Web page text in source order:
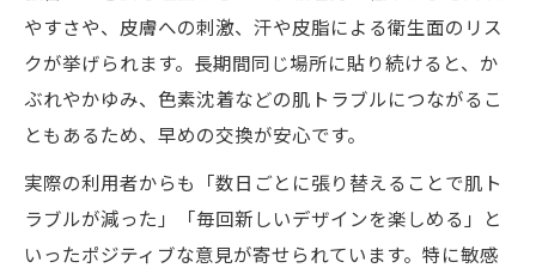
やすさや、皮膚への刺激、汗や皮脂による衛生面のリス
クが挙げられます。長期間同じ場所に貼り続けると、か
ぶれやかゆみ、色素沈着などの肌トラブルにつながるこ
ともあるため、早めの交換が安心です。
実際の利用者からも「数日ごとに張り替えることで肌ト
ラブルが減った」「毎回新しいデザインを楽しめる」と
いったポジティブな意見が寄せられています。特に敏感